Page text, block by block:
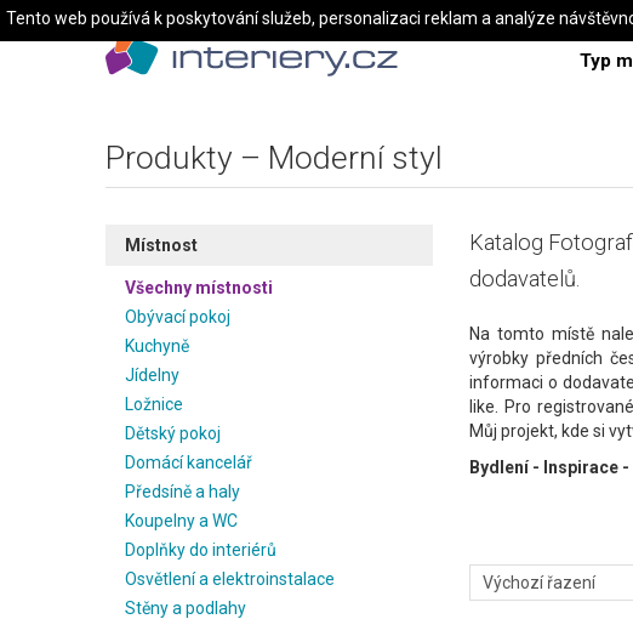
Typ
Produkty – Moderní styl
Místnost
Všechny místnosti
Obývací pokoj
Kuchyně
Jídelny
Ložnice
Dětský pokoj
Domácí kancelář
Předsíně a haly
Koupelny a WC
Doplňky do interiérů
Osvětlení a elektroinstalace
Stěny a podlahy
Katalog
dodavatelů.
Na tomto místě
výrobky předních
informaci o
like. Pro
Můj projekt, kde si
Bydlení - Inspirace
Tento web používá k poskytování služeb, personalizaci reklam a analýze